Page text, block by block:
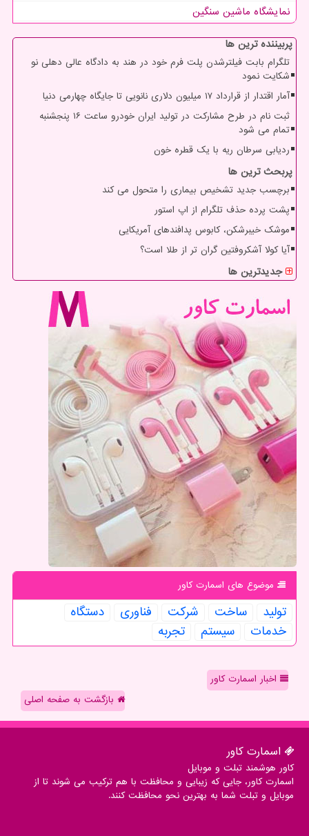
نمایشگاه ماشین سنگین
پربیننده ترین ها
تلگرام بابت فیلترشدن پلت فرم خود در هند به دادگاه عالی دهلی نو
شکایت نمود
آمار اقتدار از قرارداد ۱۷ میلیون دلاری نانویی تا جایگاه چهارمی دنیا
ثبت نام در طرح مشارکت در تولید ایران خودرو ساعت ۱۶ پنجشنبه
تمام می شود
ردیابی سرطان ریه با یک قطره خون
پربحث ترین ها
برچسب جدید تشخیص بیماری را متحول می کند
پشت پرده حذف تلگرام از اپ استور
موشک خیبرشکن، کابوس پدافندهای آمریکایی
آیا کولا آشکروفتین گران تر از طلا است؟
جدیدترین ها
موضوع های اسمارت كاور
تولید ساخت شركت فناوری
دستگاه
خدمات
سیستم تجربه
اخبار اسمارت کاور
بازگشت به صفحه اصلی
اسمارت كاور
کاور هوشمند تبلت و موبایل
اسمارت کاور، جایی که زیبایی و محافظت با هم ترکیب می شوند تا از
موبایل و تبلت شما به بهترین نحو محافظت کنند.